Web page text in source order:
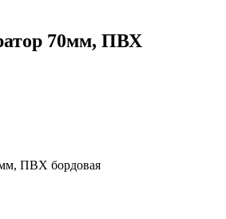
70мм, ПВХ
ПВХ бордовая